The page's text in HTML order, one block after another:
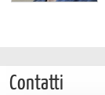
Contatti